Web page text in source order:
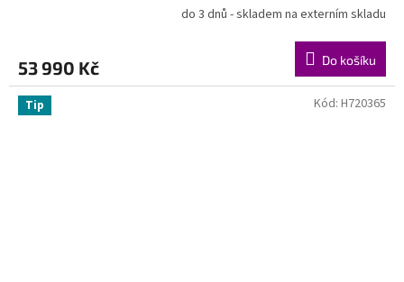
do 3 dnů - skladem na externím skladu
53 990 Kč Do košíku
Tip Kód: H720365